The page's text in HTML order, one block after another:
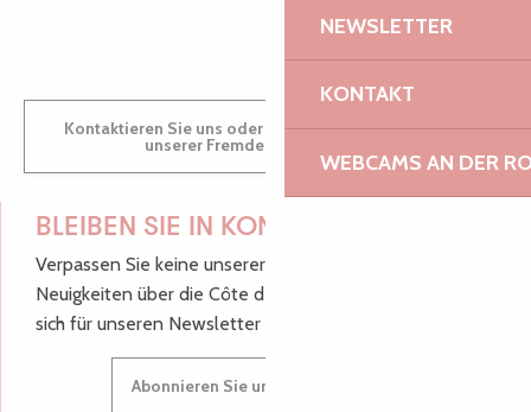
NEWSLETTER
KONTAKT
WEBCAMS AN DER
Kontaktieren Sie uns oder besuchen Sie uns in einem
unserer Fremdenverkehrsbüros.
BLEIBEN SIE IN KONTAKT!
Verpassen Sie keine unserer guten Tipps und
Neuigkeiten über die Côte de Granit Rose, melden Sie
sich für unseren Newsletter an.
Abonnieren Sie unseren Newsletter